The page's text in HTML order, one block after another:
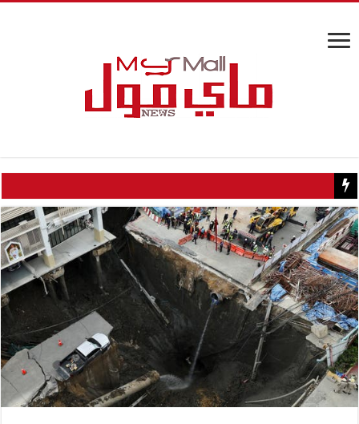
كيف تسبب سائح كويتي في إغلاق منزل عبدالحليم حافظ ومنع